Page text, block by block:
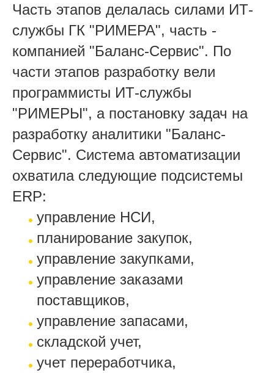
Часть этапов делалась силами ИТ-
службы ГК "РИМЕРА", часть -
компанией "Баланс-Сервис". По
части этапов разработку вели
программисты ИТ-службы
"РИМЕРЫ", а постановку задач на
разработку аналитики "Баланс-
Сервис". Система автоматизации
охватила следующие подсистемы
ERP:
управление НСИ,
планирование закупок,
управление закупками,
управление заказами
поставщиков,
управление запасами,
складской учет,
учет переработчика,